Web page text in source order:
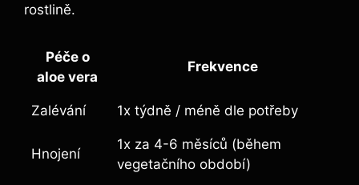
rostlině.
Péče o
aloe vera
Frekvence
Zalévání 1x týdně / méně dle potřeby
Hnojení
1x za 4-6 měsíců (během
vegetačního období)